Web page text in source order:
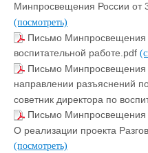
Минпросвещения России от
(посмотреть)
Письмо Минпросвещения
воспитательной работе.pdf
Письмо Минпросвещения
направлении разъяснений
советник директора по
Письмо Минпросвещения
О реализации проекта
(посмотреть)